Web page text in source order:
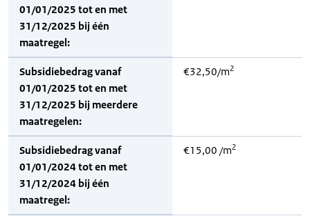
01/01/2025 tot en met
31/12/2025 bij één
maatregel:
Subsidiebedrag vanaf
01/01/2025 tot en met
31/12/2025 bij meerdere
maatregelen:
€32,50/m2
Subsidiebedrag vanaf
01/01/2024 tot en met
31/12/2024 bij één
maatregel:
€15,00 /m2